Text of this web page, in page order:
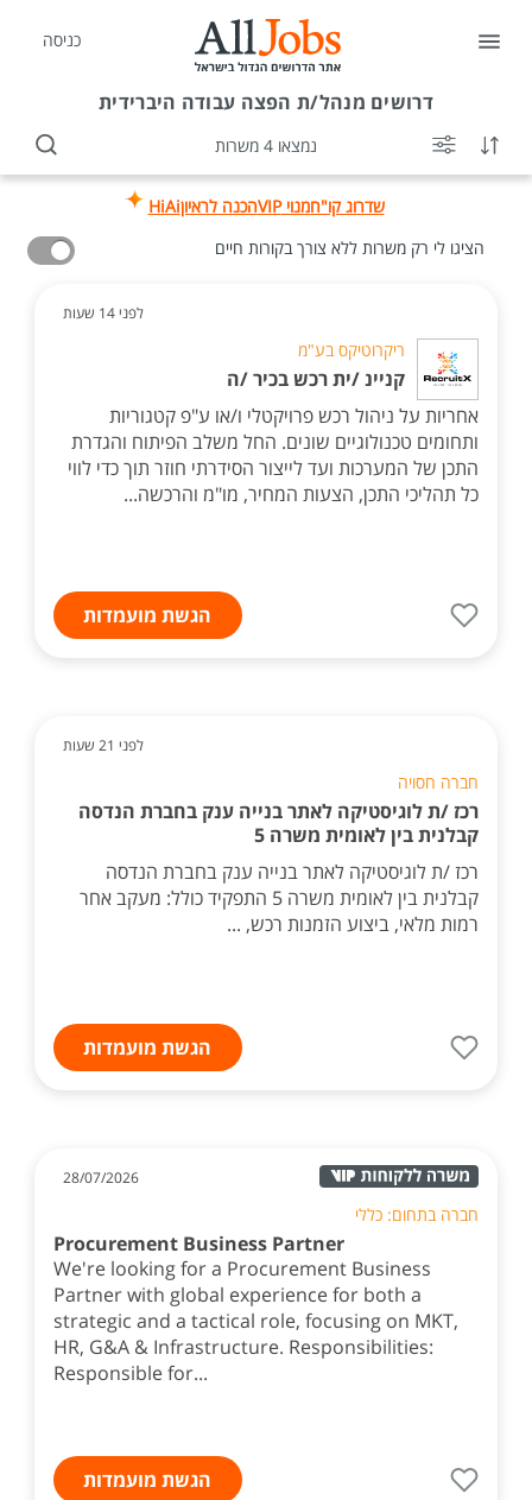
כניסה
דרושים מנהל/ת הפצה עבודה היברידית
נמצאו 4 משרות
שדרוג קו"חמנוי VIP הכנה לראיוןHiAi
הציגו לי רק משרות ללא צורך בקורות חיים
לפני 14 שעות
ריקרוטיקס בע"מ
קניינ /ית רכש בכיר /ה
אחריות על ניהול רכש פרויקטלי ו/או ע"פ קטגוריות
ותחומים טכנולוגיים שונים. החל משלב הפיתוח והגדרת
התכן של המערכות ועד לייצור הסידרתי חוזר תוך כדי לווי
כל תהליכי התכן, הצעות המחיר, מו"מ והרכשה...
הגשת מועמדות
לפני 21 שעות
חברה חסויה
רכז /ת לוגיסטיקה לאתר בנייה ענק בחברת הנדסה
קבלנית בין לאומית משרה 5
רכז /ת לוגיסטיקה לאתר בנייה ענק בחברת הנדסה
קבלנית בין לאומית משרה 5 התפקיד כולל: מעקב אחר
רמות מלאי, ביצוע הזמנות רכש, ...
הגשת מועמדות
28/07/2026
חברה בתחום: כללי
Procurement Business Partner
We're looking for a Procurement Business
Partner with global experience for both a
strategic and a tactical role, focusing on MKT,
HR, G&A & Infrastructure. Responsibilities:
Responsible for...
הגשת מועמדות